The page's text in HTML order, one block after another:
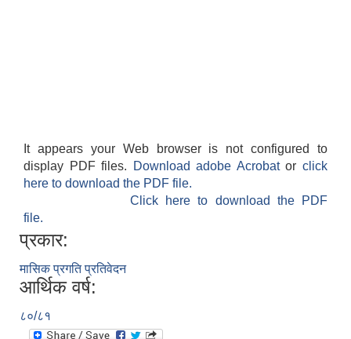
It appears your Web browser is not configured to
display PDF files.
Download adobe Acrobatorclick
here to download the PDF file.
Click here to download the PDF
file.
प्रकार:
मासिक प्रगति प्रतिवेदन
आर्थिक वर्ष:
८०/८१